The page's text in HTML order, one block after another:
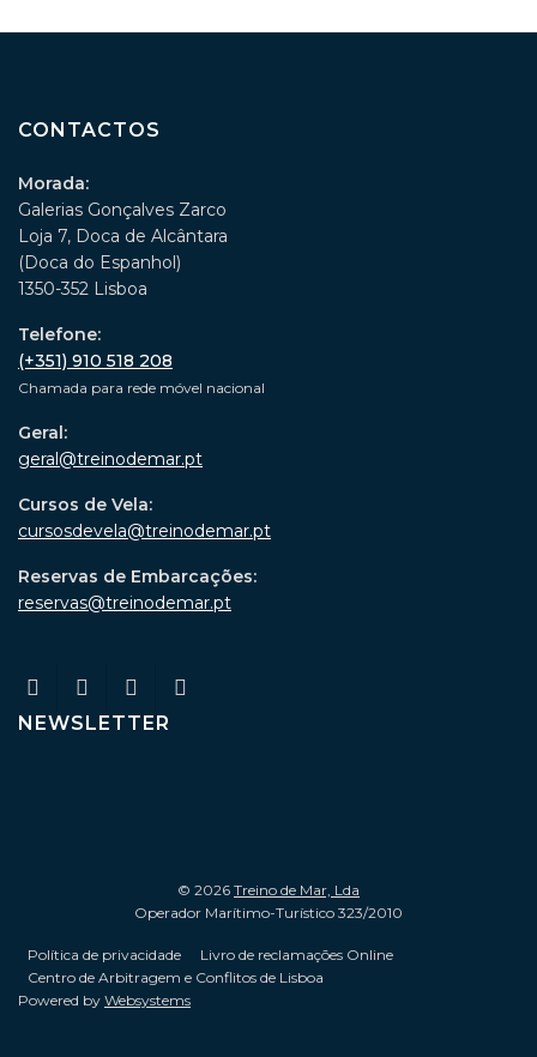
CONTACTOS
Morada:
Galerias Gonçalves Zarco
Loja 7, Doca de Alcântara
(Doca do Espanhol)
1350-352 Lisboa
Telefone:
(+351) 910 518 208
Chamada para rede móvel nacional
Geral:
geral@treinodemar.pt
Cursos de Vela:
cursosdevela@treinodemar.pt
Reservas de Embarcações:
reservas@treinodemar.pt
NEWSLETTER
© 2026 Treino de Mar, Lda
Operador Marítimo-Turístico 323/2010
Política de privacidade
Livro de reclamações Online
Centro de Arbitragem e Conflitos de Lisboa
Powered by Websystems